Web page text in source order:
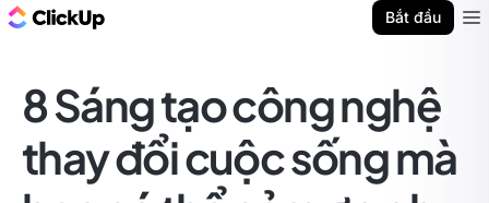
Bắt đầu
8 Sáng tạo công nghệ
thay đổi cuộc sống mà